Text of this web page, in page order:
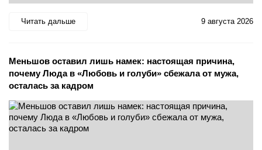
Читать дальше 9 августа 2026
Меньшов оставил лишь намек: настоящая причина,
почему Люда в «Любовь и голуби» сбежала от мужа,
осталась за кадром